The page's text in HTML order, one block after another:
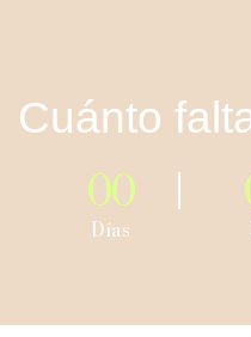
Cuánto
00
Días